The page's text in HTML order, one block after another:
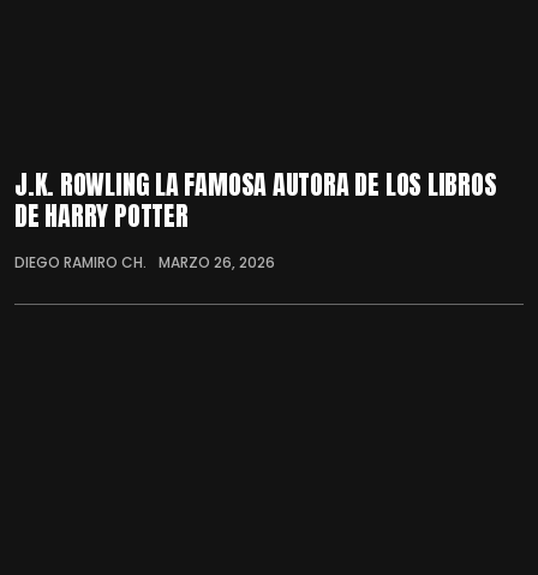
J.K. ROWLING LA FAMOSA AUTORA DE LOS LIBROS
DE HARRY POTTER
DIEGO RAMIRO CH. MARZO 26, 2026